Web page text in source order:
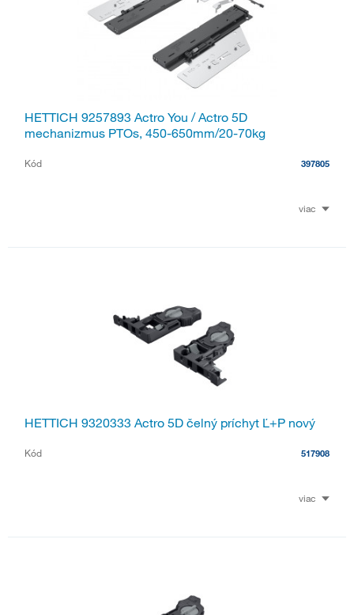
HETTICH 9257893 Actro You / Actro 5D
mechanizmus PTOs, 450-650mm/20-70kg
Kód 397805
viac
HETTICH 9320333 Actro 5D čelný príchyt Ľ+P nový
Kód 517908
viac